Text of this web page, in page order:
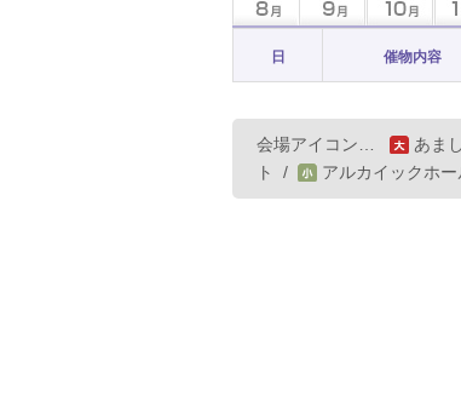
日 催物内容
会場アイコン… あま
ト
/ アルカイックホー